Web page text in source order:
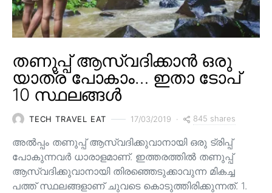
തണുപ്പ് ആസ്വദിക്കാൻ ഒരു
യാത്ര പോകാം… ഇതാ ടോപ്
10 സ്ഥലങ്ങൾ
TECH TRAVEL EAT 17/03/2019 845 shares
അൽപ്പം തണുപ്പ് ആസ്വദിക്കുവാനായി ഒരു ട്രിപ്പ്
പോകുന്നവർ ധാരാളമാണ്. ഇത്തരത്തിൽ തണുപ്പ്
ആസ്വദിക്കുവാനായി തിരഞ്ഞെടുക്കാവുന്ന മികച്ച
പത്ത് സ്ഥലങ്ങളാണ് ചുവടെ കൊടുത്തിരിക്കുന്നത്. 1.